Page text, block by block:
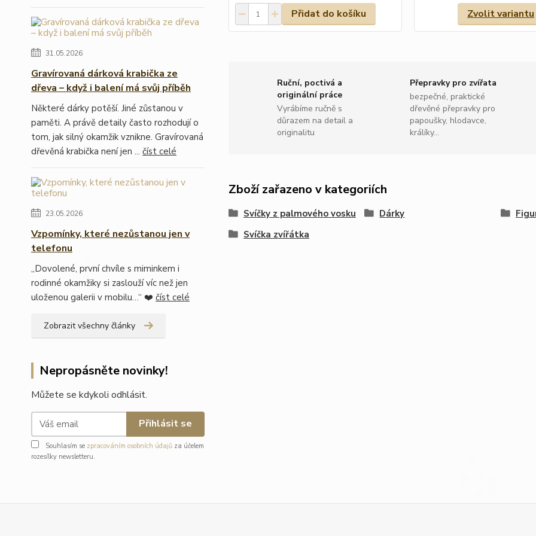
31.05.2026
Gravírovaná dárková krabička ze
dřeva – když i balení má svůj příběh
Některé dárky potěší. Jiné zůstanou v
paměti. A právě detaily často rozhodují o
tom, jak silný okamžik vznikne. Gravírovaná
dřevěná krabička není jen ... číst celé
23.05.2026
Vzpomínky, které nezůstanou jen v
telefonu
„Dovolené, první chvíle s miminkem i
rodinné okamžiky si zaslouží víc než jen
uloženou galerii v mobilu…“ ❤️ číst celé
Zobrazit všechny články
Nepropásněte novinky!
Můžete se kdykoli odhlásit.
Přihlásit se
Souhlasím se zpracováním osobních údajů za účelem
rozesílky newsletteru.
Přidat do košíku Zvolit variantu
Ruční, poctivá a
originální práce
Vyrábíme ručně s
důrazem na detail a
originalitu
Přepravky pro zvířata
bezpečné, praktické
dřevěné přepravky pro
papoušky, hlodavce,
králíky...
Zboží zařazeno v kategoriích
Svíčky z palmového vosku Dárky
Svíčka zvířátka